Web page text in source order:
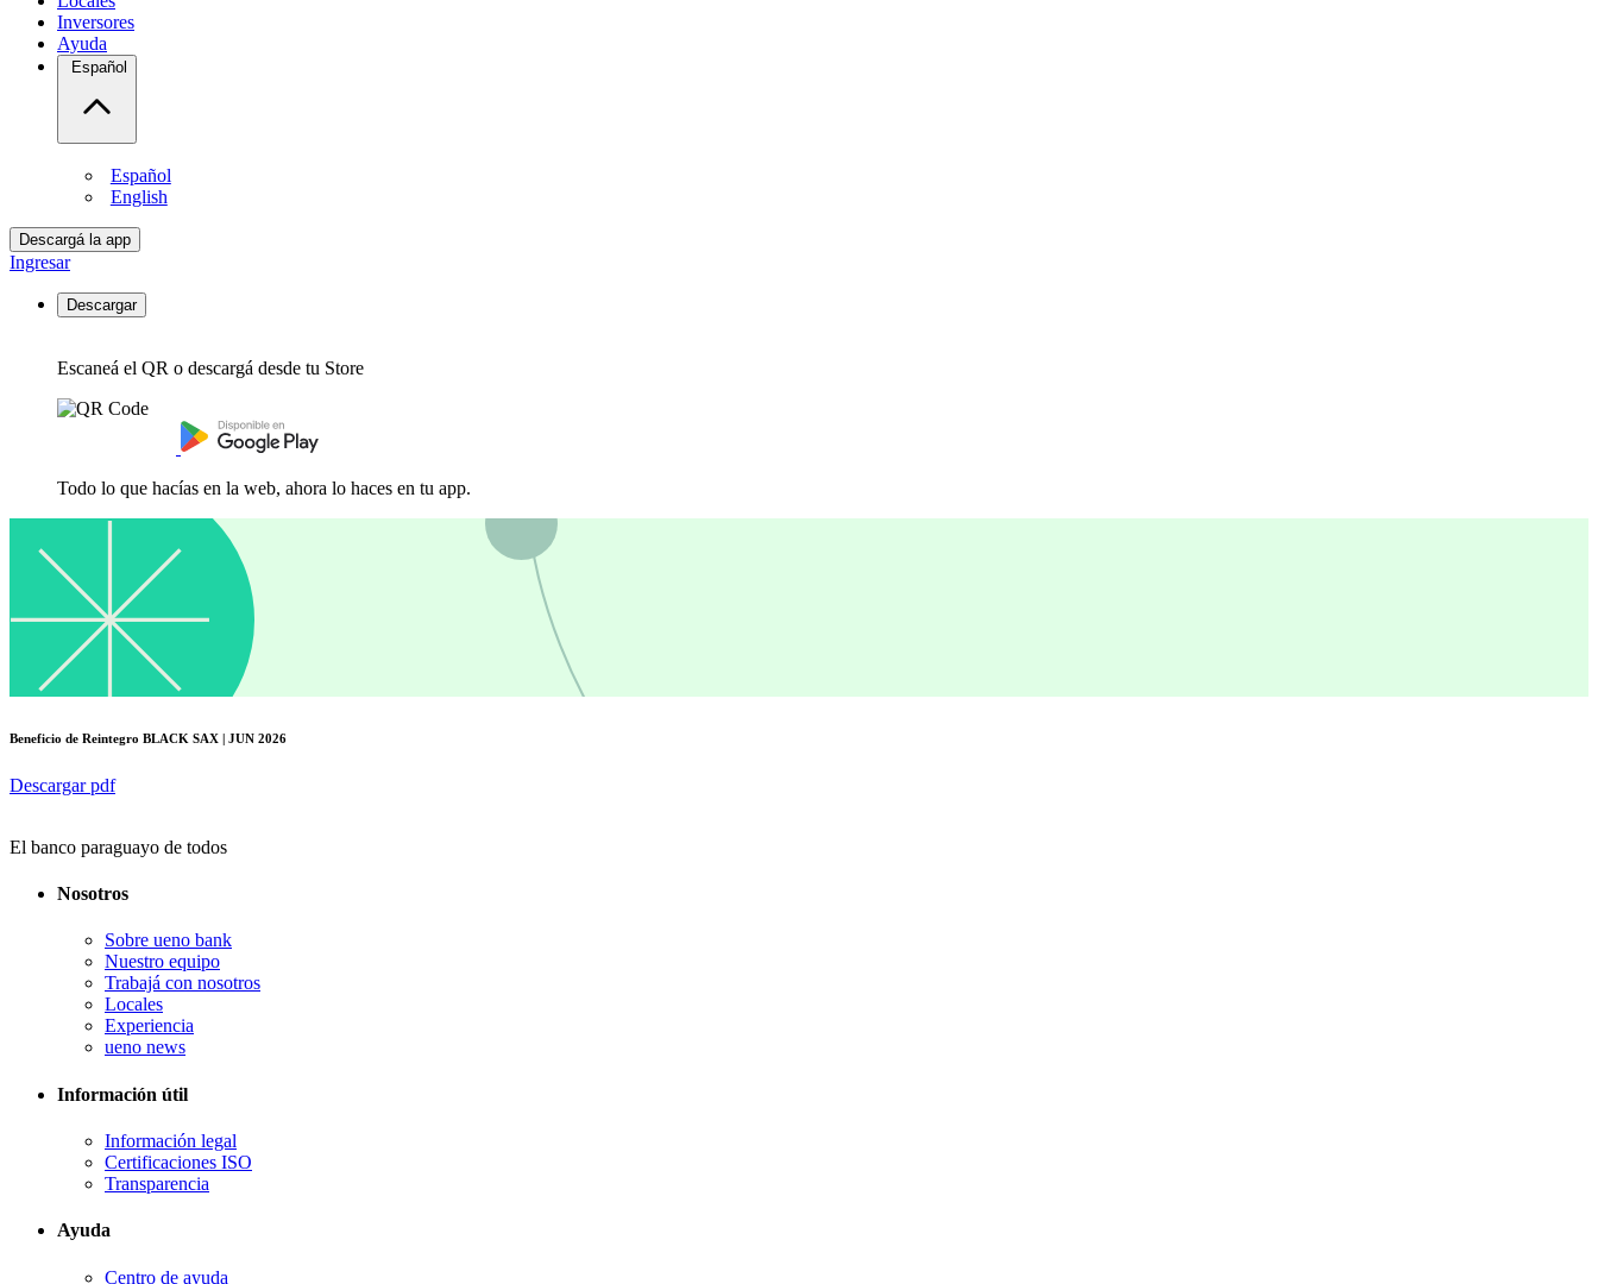
Inversores
Ayuda
Español
Español
English
Descargá la app
Ingresar
Descargar
Escaneá el QR o descargá desde tu Store
Todo lo que hacías en la web, ahora lo haces en tu app.
Beneficio de Reintegro BLACK SAX | JUN 2026
Descargar pdf
El banco paraguayo de todos
Nosotros
Sobre ueno bank
Nuestro equipo
Trabajá con nosotros
Locales
Experiencia
ueno news
Información útil
Información legal
Certificaciones ISO
Transparencia
Ayuda
Centro de ayuda